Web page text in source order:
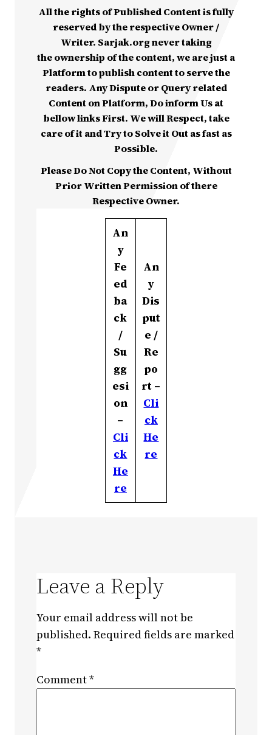
All the rights of Published Content is fully
reserved by the respective Owner /
Writer. Sarjak.org never taking
the ownership of the content, we are just a
Platform to publish content to serve the
readers. Any Dispute or Query related
Content on Platform, Do inform Us at
bellow links First. We will Respect, take
care of it and Try to Solve it Out as fast as
Possible.
Please Do Not Copy the Content, Without
Prior Written Permission of there
Respective Owner.
An
y
Fe
ed
ba
ck
/
Su
gg
esi
on
–
Cli
ck
He
re
An
y
Dis
put
e /
Re
po
rt –
Cli
ck
He
re
Leave a Reply
Your email address will not be
published. Required fields are marked
*
Comment*